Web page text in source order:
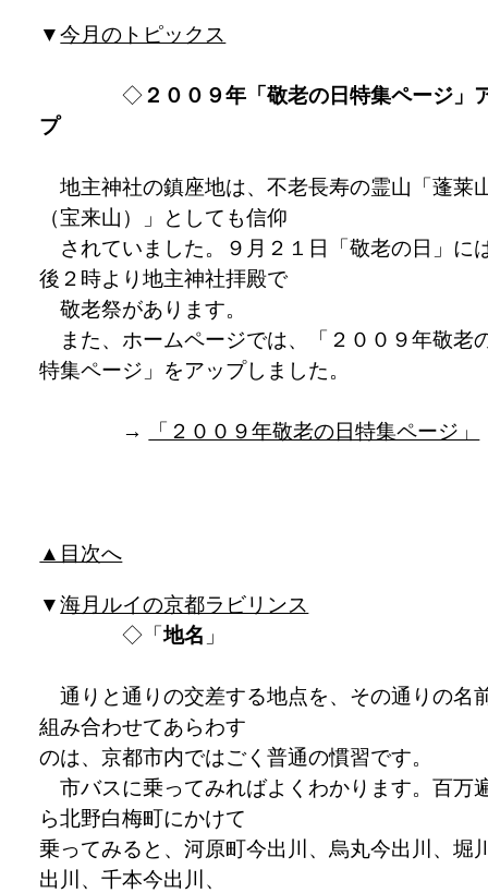
▼今月のトピックス
◇２００９年「敬老の日特集ページ」
プ
地主神社の鎮座地は、不老長寿の霊山「蓬莱
（宝来山）」としても信仰
されていました。９月２１日「敬老の日」に
後２時より地主神社拝殿で
敬老祭があります。
また、ホームページでは、「２００９年敬老
特集ページ」をアップしました。
→ 「２００９年敬老の日特集ページ」
▲目次へ
▼海月ルイの京都ラビリンス
◇「地名 」
通りと通りの交差する地点を、その通りの名
組み合わせてあらわす
のは、京都市内ではごく普通の慣習です。
市バスに乗ってみればよくわかります。百万
ら北野白梅町にかけて
乗ってみると、河原町今出川、烏丸今出川、堀
出川、千本今出川、